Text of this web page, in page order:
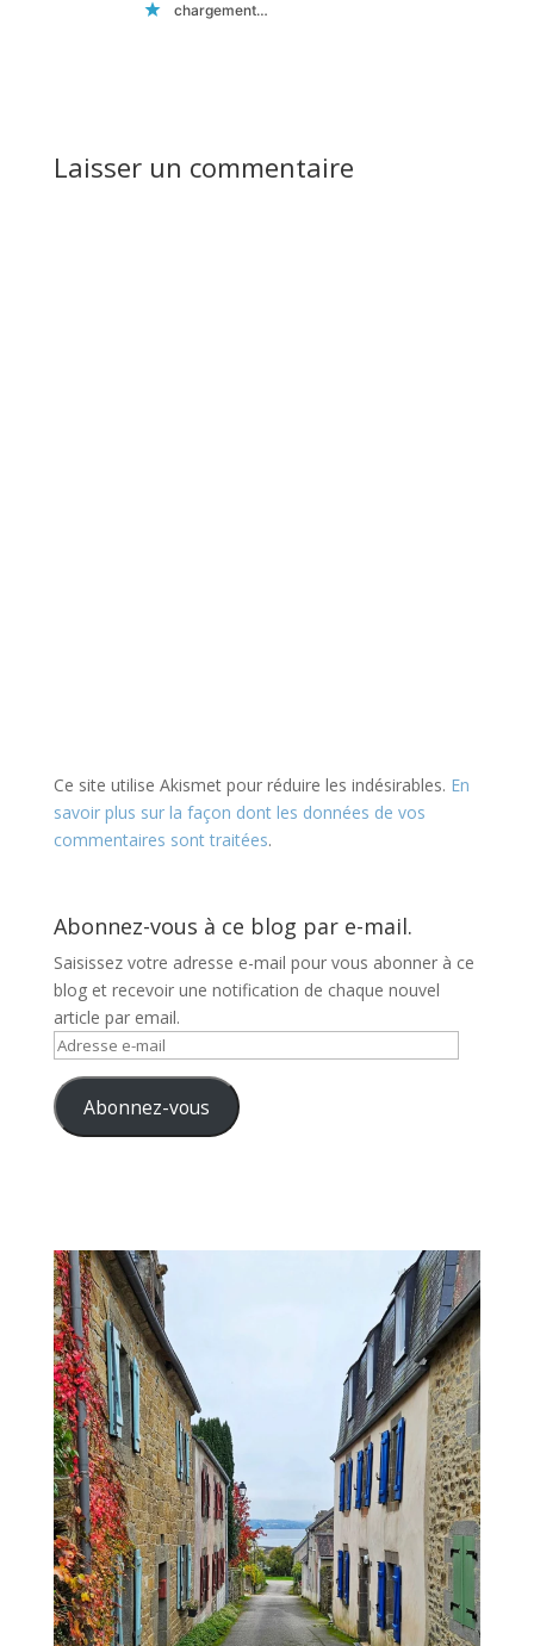
chargement…
Laisser un commentaire
Ce site utilise Akismet pour réduire les indésirables. En
savoir plus sur la façon dont les données de vos
commentaires sont traitées.
Abonnez-vous à ce blog par e-mail.
Saisissez votre adresse e-mail pour vous abonner à ce
blog et recevoir une notification de chaque nouvel
article par email.
Adresse
mail Abonnez-vous